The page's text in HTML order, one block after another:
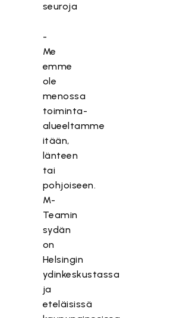
seuroja
-
Me
emme
ole
menossa
toiminta-
alueeltamme
itään,
länteen
tai
pohjoiseen.
M-
Teamin
sydän
on
Helsingin
ydinkeskustassa
ja
eteläisissä